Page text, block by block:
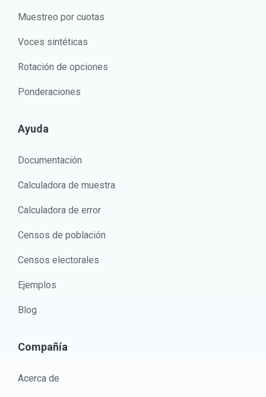
Muestreo por cuotas
Voces sintéticas
Rotación de opciones
Ponderaciones
Ayuda
Documentación
Calculadora de muestra
Calculadora de error
Censos de población
Censos electorales
Ejemplos
Blog
Compañía
Acerca de